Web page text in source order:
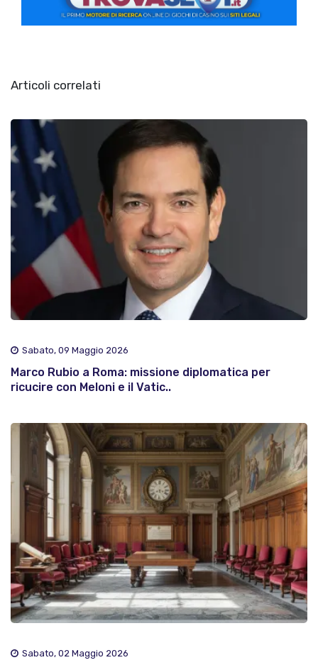
Articoli correlati
Sabato, 09 Maggio 2026
Marco Rubio a Roma: missione diplomatica per
ricucire con Meloni e il Vatic..
Sabato, 02 Maggio 2026